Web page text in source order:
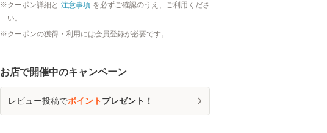
クーポン詳細と 注意事項 を必ずご確認のうえ、ご利用くださ
い。
クーポンの獲得・利用には会員登録が必要です。
お店で開催中のキャンペーン
レビュー投稿でポイントプレゼント！